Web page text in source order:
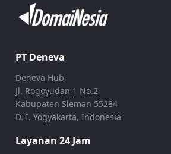
PT Deneva
Deneva Hub,
Jl. Rogoyudan 1 No.2
Kabupaten Sleman 55284
D. I. Yogyakarta, Indonesia
Layanan 24 Jam